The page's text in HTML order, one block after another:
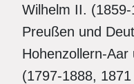
Wilhelm II.
Preußen und
Hohenzollern-
(1797-1888,